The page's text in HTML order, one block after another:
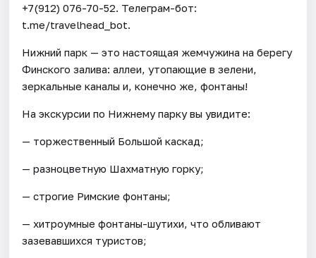
+7(912) 076-70-52. Телеграм-бот:
t.me/travelhead_bot.
Нижний парк — это настоящая жемчужина на берегу
Финского залива: аллеи, утопающие в зелени,
зеркальные каналы и, конечно же, фонтаны!
На экскурсии по Нижнему парку вы увидите:
— торжественный Большой каскад;
— разноцветную Шахматную горку;
— строгие Римские фонтаны;
— хитроумные фонтаны-шутихи, что обливают
зазевавшихся туристов;